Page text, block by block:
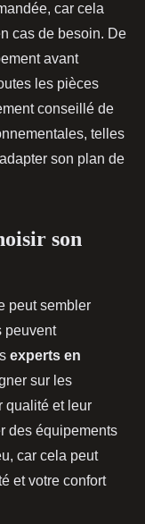
car cela
cas de besoin. De
avant
les pièces
conseillé de
telles
son plan de
son
peut sembler
peuvent
experts en
sur les
qualité et leur
des équipements
car cela peut
et votre confort